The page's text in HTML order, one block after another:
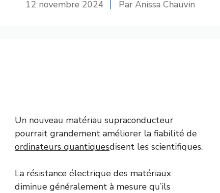
12 novembre 2024 Par Anissa Chauvin
Un nouveau matériau supraconducteur
pourrait grandement améliorer la fiabilité de
ordinateurs quantiquesdisent les scientifiques.
La résistance électrique des matériaux
diminue généralement à mesure qu’ils